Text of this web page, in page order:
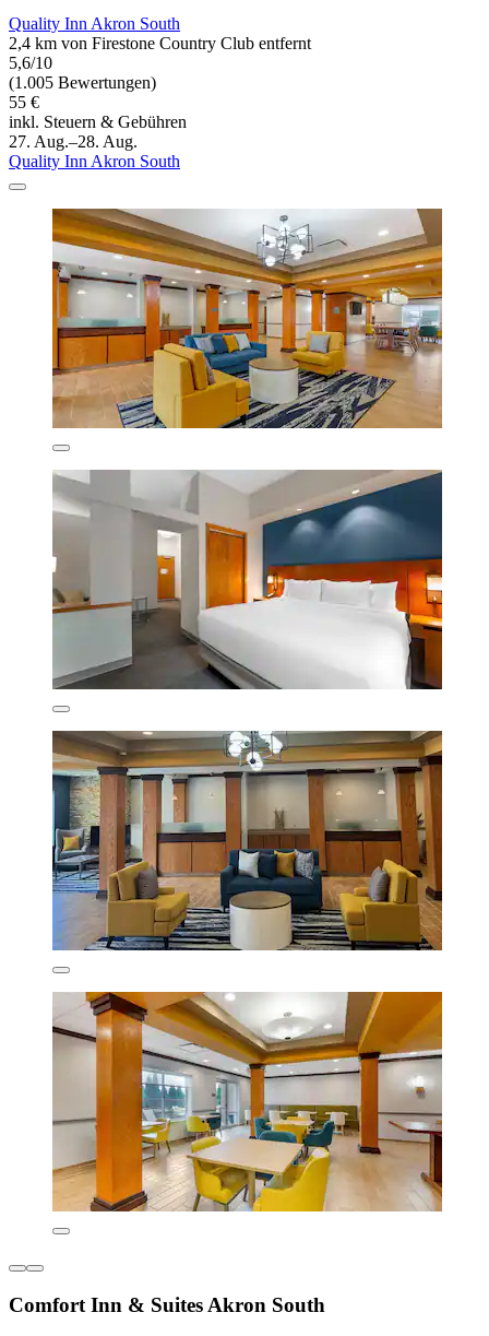
Quality Inn Akron South
2,4 km von Firestone Country Club entfernt
5,6/10
(1.005 Bewertungen)
55 €
inkl. Steuern & Gebühren
27. Aug.–28. Aug.
Quality Inn Akron South
Comfort Inn & Suites Akron South